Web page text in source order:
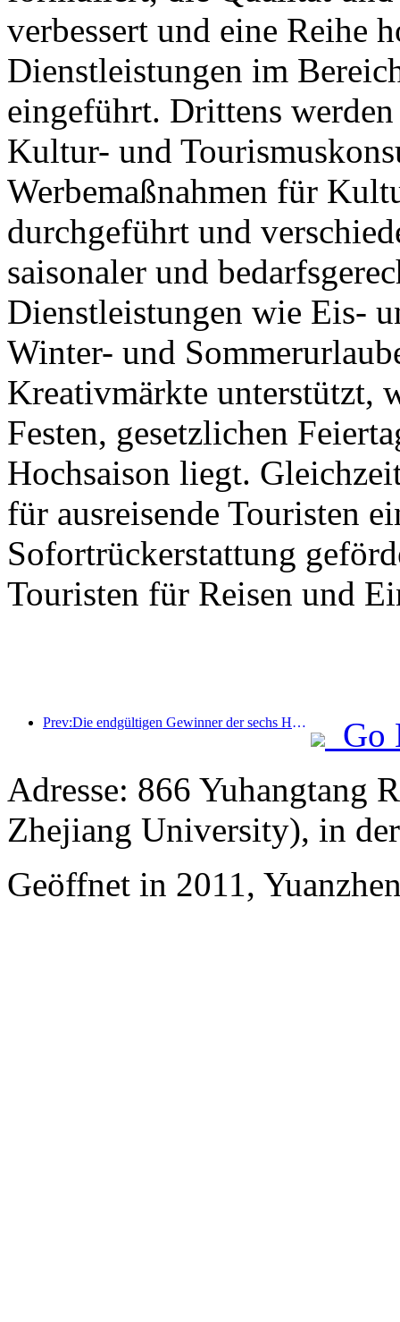
verbessert und eine Reihe
Dienstleistungen im
eingeführt. Drittens
Kultur- und
Werbemaßnahmen für
durchgeführt und
saisonaler und
Dienstleistungen wie Eis-
Winter- und
Kreativmärkte unterstützt,
Festen, gesetzlichen
Hochsaison liegt.
für ausreisende Touristen
Sofortrückerstattung
Touristen für Reisen und
Prev:Die endgültigen Gewinner der sechs Hauptpreise wurden bekanntgegeben, über hundert Hotels und Unternehmen erhalten jährlich Auszeichnungen!
Go
Adresse: 866 Yuhangtang
Zhejiang University), in
Geöffnet in 2011,